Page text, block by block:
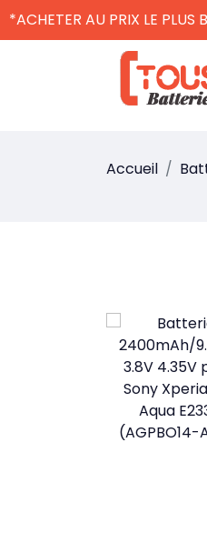
*ACHETER AU PRIX LE PLUS
Accueil